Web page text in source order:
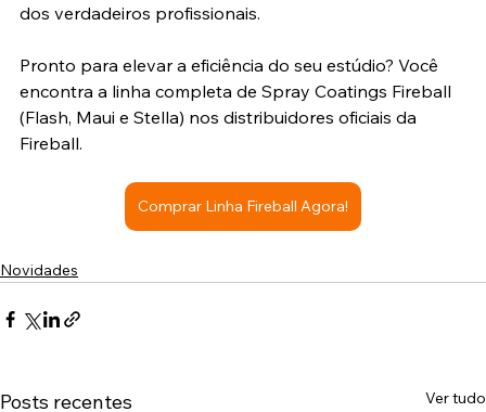
dos verdadeiros profissionais.
Pronto para elevar a eficiência do seu estúdio? Você
encontra a linha completa de Spray Coatings Fireball
(Flash, Maui e Stella) nos distribuidores oficiais da
Fireball.
Comprar Linha Fireball Agora!
Novidades
Posts recentes Ver tudo